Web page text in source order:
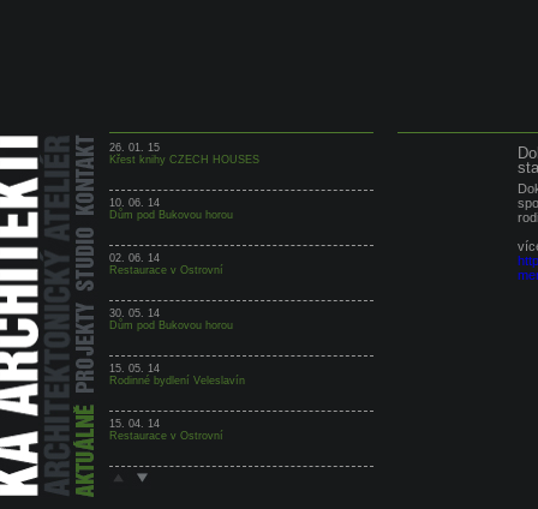
26. 01. 15
Křest knihy CZECH HOUSES
10. 06. 14
Dům pod Bukovou horou
02. 06. 14
Restaurace v Ostrovní
30. 05. 14
Dům pod Bukovou horou
15. 05. 14
Rodinné bydlení Veleslavín
15. 04. 14
Restaurace v Ostrovní